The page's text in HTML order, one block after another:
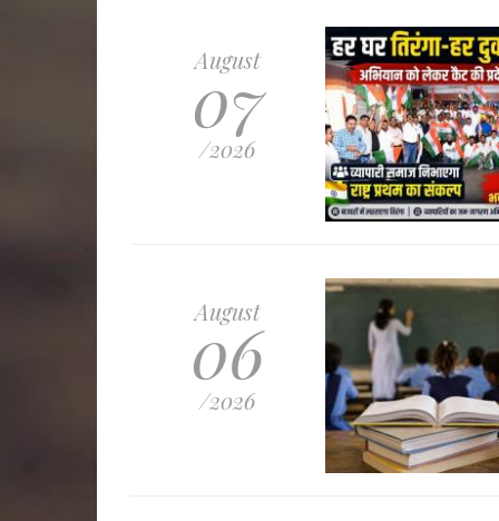
August
07
/2026
August
06
/2026